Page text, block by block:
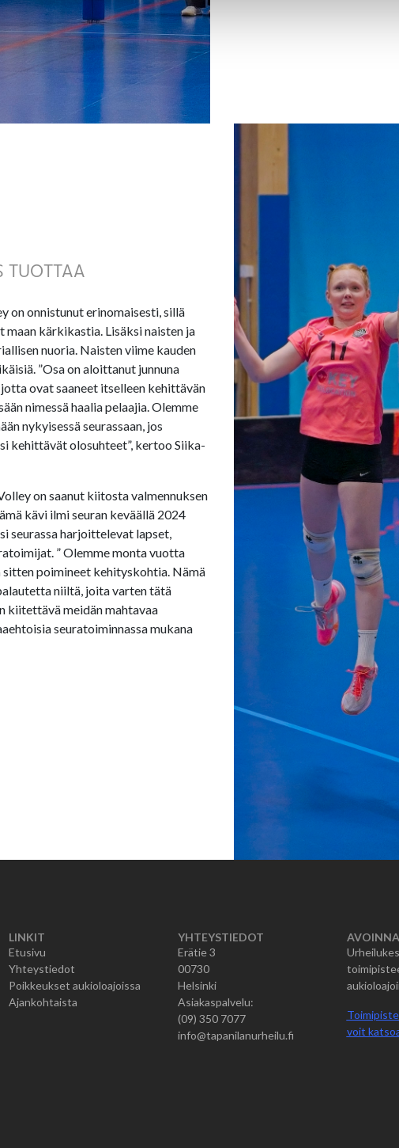
TUOTTAA
on onnistunut erinomaisesti, sillä
kärkikastia. Lisäksi naisten ja
nuoria. Naisten viime kauden
”Osa on aloittanut junnuna
ovat saaneet itselleen kehittävän
nimessä haalia pelaajia. Olemme
nykyisessä seurassaan, jos
kehittävät olosuhteet”, kertoo Siika-
on saanut kiitosta valmennuksen
kävi ilmi seuran keväällä 2024
seurassa harjoittelevat lapset,
” Olemme monta vuotta
poimineet kehityskohtia. Nämä
niiltä, joita varten tätä
kiitettävä meidän mahtavaa
seuratoiminnassa mukana
LINKIT
Etusivu
Yhteystiedot
Poikkeukset aukioloajoissa
Ajankohtaista
YHTEYSTIEDOT
Erätie 3
00730
Helsinki
Asiakaspalvelu:
(09) 350 7077
info@tapanilanurheilu.fi
voit